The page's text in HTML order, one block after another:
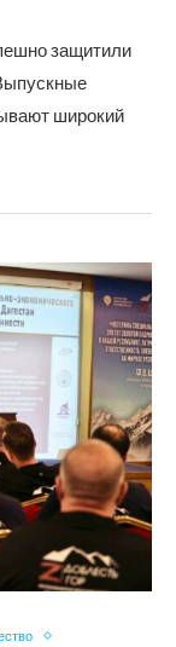
защитили
широкий